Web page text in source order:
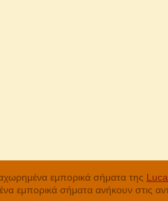
εμπορικά σήματα της
σήματα ανήκουν στις